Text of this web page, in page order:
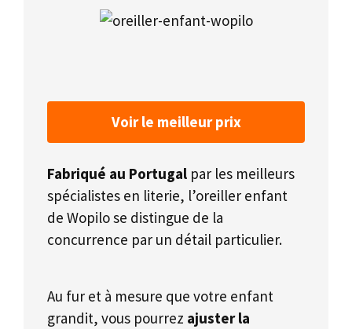
Voir le meilleur prix
Fabriqué au Portugal par les meilleurs
spécialistes en literie, l’oreiller enfant
de Wopilo se distingue de la
concurrence par un détail particulier.
Au fur et à mesure que votre enfant
grandit, vous pourrez ajuster la